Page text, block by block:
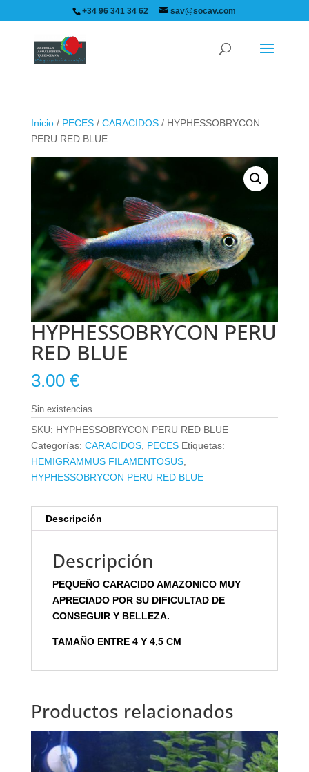
+34 96 341 34 62 sav@socav.com
Inicio/ PECES/ CARACIDOS/ HYPHESSOBRYCON
PERU RED BLUE
HYPHESSOBRYCON PERU
RED BLUE
3.00 €
Sin existencias
SKU: HYPHESSOBRYCON PERU RED BLUE
Categorías: CARACIDOS, PECES Etiquetas:
HEMIGRAMMUS FILAMENTOSUS,
HYPHESSOBRYCON PERU RED BLUE
Descripción
Descripción
PEQUEÑO CARACIDO AMAZONICO MUY
APRECIADO POR SU DIFICULTAD DE
CONSEGUIR Y BELLEZA.
TAMAÑO ENTRE 4 Y 4,5 CM
Productos relacionados